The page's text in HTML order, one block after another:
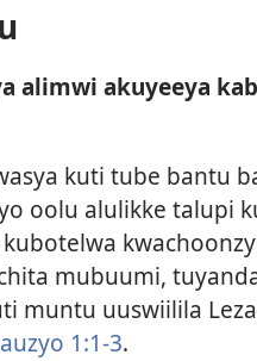
alimwi akuyeeya
kuti tube bantu
oolu alulikke talupi
mubuumi,
muntu uuswiilila
1:1-3.